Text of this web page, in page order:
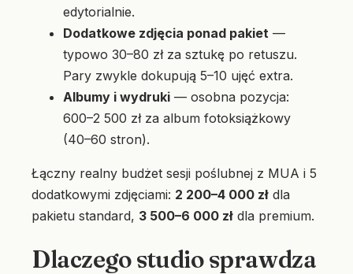
edytorialnie.
Dodatkowe zdjęcia ponad pakiet —
typowo 30–80 zł za sztukę po retuszu.
Pary zwykle dokupują 5–10 ujęć extra.
Albumy i wydruki — osobna pozycja:
600–2 500 zł za album fotoksiążkowy
(40–60 stron).
Łączny realny budżet sesji poślubnej z MUA i 5
dodatkowymi zdjęciami: 2 200–4 000 zł dla
pakietu standard, 3 500–6 000 zł dla premium.
Dlaczego studio sprawdza